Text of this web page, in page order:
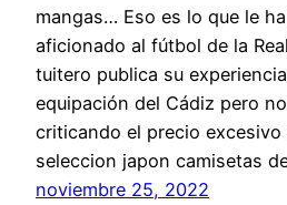
mangas… Eso es lo que le
aficionado al fútbol de la
tuitero publica su
equipación del Cádiz pero
criticando el precio excesivo
seleccion japon camisetas
noviembre 25, 2022